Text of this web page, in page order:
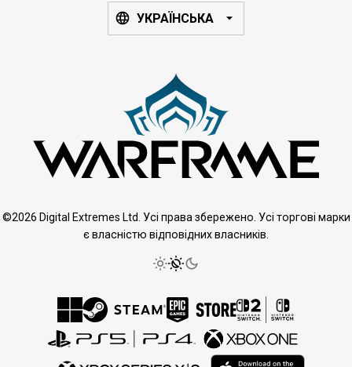
УКРАЇНСЬКА
©2026 Digital Extremes Ltd. Усі права збережено. Усі торгові марки
є власністю відповідних власників.